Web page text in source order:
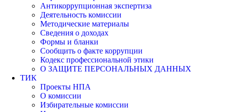
Антикоррупционная экспертиза
Деятельность комиссии
Методические материалы
Сведения о доходах
Формы и бланки
Сообщить о факте коррупции
Кодекс профессиональной этики
О ЗАЩИТЕ ПЕРСОНАЛЬНЫХ ДАННЫХ
ТИК
Проекты НПА
О комиссии
Избирательные комиссии